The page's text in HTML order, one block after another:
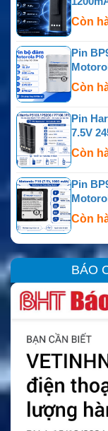
Còn
Pin
Còn
Pin
7.5V
Còn
Pin
Còn
BÁO